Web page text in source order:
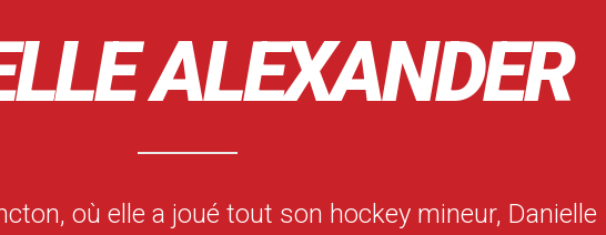
ALEXANDER
où elle a joué tout son hockey mineur, Danielle